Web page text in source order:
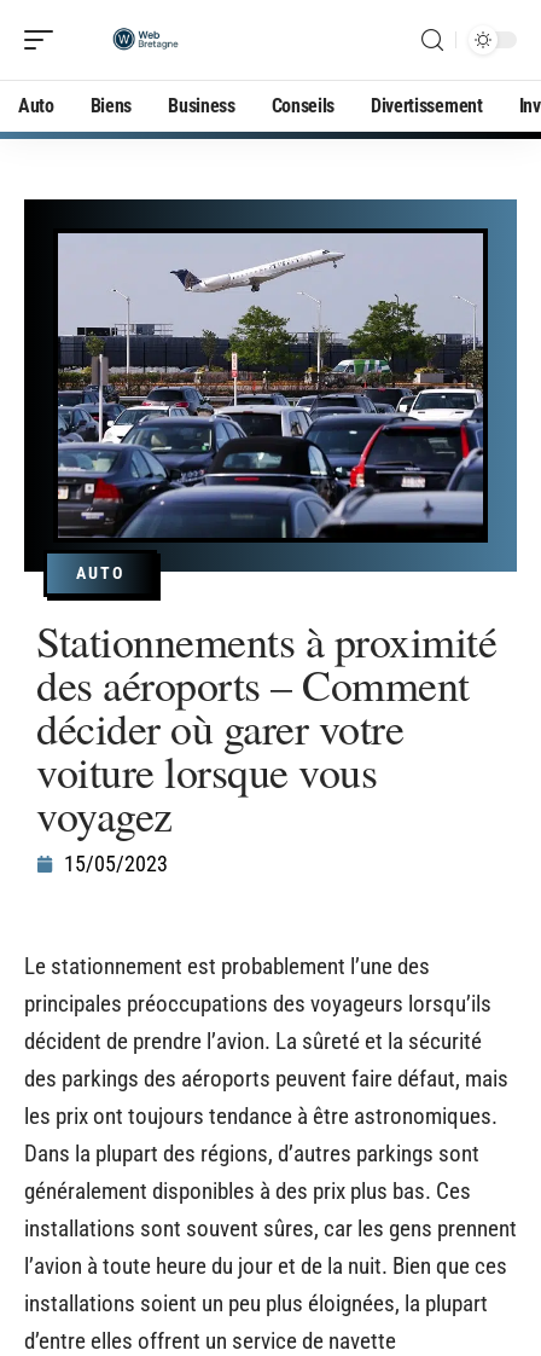
Auto Biens Business Conseils Divertissement
AUTO
Stationnements à proximité
des aéroports – Comment
décider où garer votre
voiture lorsque vous
voyagez
15/05/2023
Le stationnement est probablement l’une des
principales préoccupations des voyageurs lorsqu’ils
décident de prendre l’avion. La sûreté et la sécurité
des parkings des aéroports peuvent faire défaut, mais
les prix ont toujours tendance à être astronomiques.
Dans la plupart des régions, d’autres parkings sont
généralement disponibles à des prix plus bas. Ces
installations sont souvent sûres, car les gens prennent
l’avion à toute heure du jour et de la nuit. Bien que ces
installations soient un peu plus éloignées, la plupart
d’entre elles offrent un service de navette